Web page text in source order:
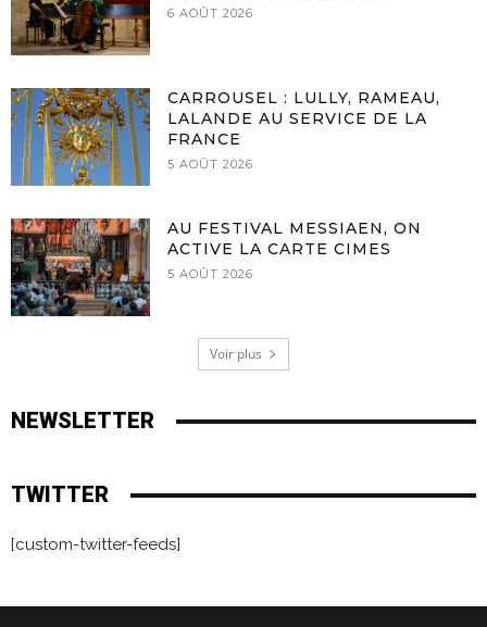
6 AOÛT 2026
CARROUSEL : LULLY, RAMEAU,
LALANDE AU SERVICE DE LA
FRANCE
5 AOÛT 2026
AU FESTIVAL MESSIAEN, ON
ACTIVE LA CARTE CIMES
5 AOÛT 2026
Voir plus
NEWSLETTER
TWITTER
[custom-twitter-feeds]